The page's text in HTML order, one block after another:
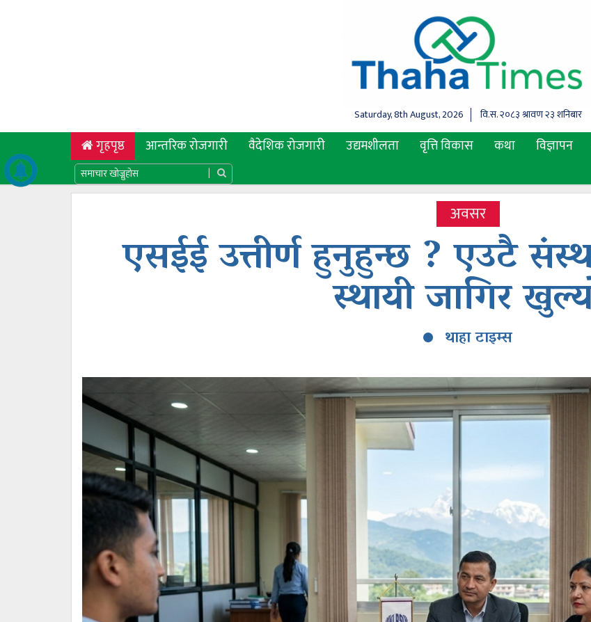
Saturday, 8th August, 2026 वि.स.२०८३ श्रावण २३ शनिबार
गृहपृष्ठ(current)
आन्तरिक रोजगारी वैदेशिक रोजगारी उद्यमशीलता वृत्ति विकास कथा विज्ञापन
अवसर
एसईई उत्तीर्ण हुनुहुन्छ ? एउटै
स्थायी जागिर
थाहा टाइम्स